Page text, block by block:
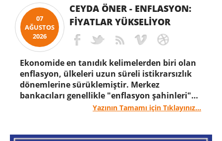
07
AĞUSTOS
2026
CEYDA ÖNER - ENFLASYON:
FIYATLAR YÜKSELIYOR
Ekonomide en tanıdık kelimelerden biri olan
enflasyon, ülkeleri uzun süreli istikrarsızlık
dönemlerine sürüklemiştir. Merkez
bankacıları genellikle "enflasyon şahinleri"
olarak tanınmayı arzularlar. Politikacılar,
Yazının Tamamı için Tıklayınız...